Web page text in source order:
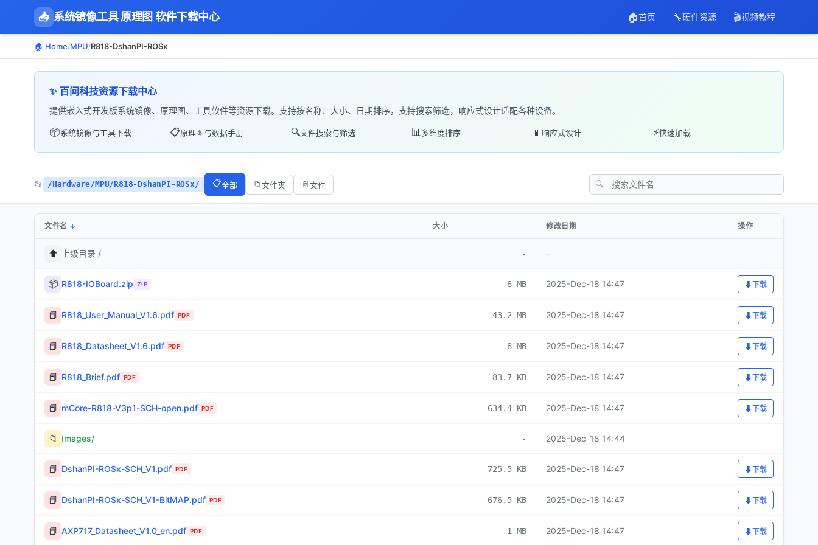
📥 系统镜像工具 原理图 软件下载中心 🏠首页 🔧硬件资源 🎬视频教程
🏠 Home/MPU/R818-DshanPI-ROSx
✨ 百问科技资源下载中心
提供嵌入式开发板系统镜像、原理图、工具软件等资源下载。支持按名称、大小、日期排序，支持搜索筛选，响应式设计适配各种设备。
📦系统镜像与工具下载 📋原理图与数据手册 🔍文件搜索与筛选 📊多维度排序 📱 响应式设计 ⚡快速加载
📂 /Hardware/MPU/R818-DshanPI-ROSx/ 📋全部 📁 文件夹 📄 文件 🔍
文件名 大小 修改日期 操作
⬆️ 上级目录 / - -
📦 R818-IOBoard.zip ZIP 8 MB 2025-Dec-18 14:47 ⬇下载
📕 R818_User_Manual_V1.6.pdf PDF 43.2 MB 2025-Dec-18 14:47 ⬇下载
📕 R818_Datasheet_V1.6.pdf PDF 8 MB 2025-Dec-18 14:47 ⬇下载
📕 R818_Brief.pdf PDF 83.7 KB 2025-Dec-18 14:47 ⬇下载
📕 mCore-R818-V3p1-SCH-open.pdf PDF 634.4 KB 2025-Dec-18 14:47 ⬇下载
📁 Images/ - 2025-Dec-18 14:44
📕 DshanPI-ROSx-SCH_V1.pdf PDF 725.5 KB 2025-Dec-18 14:47 ⬇下载
📕 DshanPI-ROSx-SCH_V1-BitMAP.pdf PDF 676.5 KB 2025-Dec-18 14:47 ⬇下载
📕 AXP717_Datasheet_V1.0_en.pdf PDF 1 MB 2025-Dec-18 14:47 ⬇下载